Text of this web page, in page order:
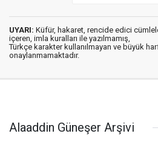
UYARI: Küfür, hakaret, rencide edici
içeren, imla kuralları ile yazılmamış,
Türkçe karakter kullanılmayan ve büyük
onaylanmamaktadır.
Alaaddin Güneşer Arşivi